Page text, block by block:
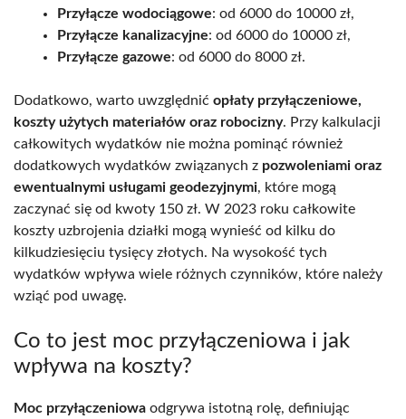
Przyłącze wodociągowe: od 6000 do 10000 zł,
Przyłącze kanalizacyjne: od 6000 do 10000 zł,
Przyłącze gazowe: od 6000 do 8000 zł.
Dodatkowo, warto uwzględnić opłaty przyłączeniowe,
koszty użytych materiałów oraz robocizny. Przy kalkulacji
całkowitych wydatków nie można pominąć również
dodatkowych wydatków związanych z pozwoleniami oraz
ewentualnymi usługami geodezyjnymi, które mogą
zaczynać się od kwoty 150 zł. W 2023 roku całkowite
koszty uzbrojenia działki mogą wynieść od kilku do
kilkudziesięciu tysięcy złotych. Na wysokość tych
wydatków wpływa wiele różnych czynników, które należy
wziąć pod uwagę.
Co to jest moc przyłączeniowa i jak
wpływa na koszty?
Moc przyłączeniowa odgrywa istotną rolę, definiując